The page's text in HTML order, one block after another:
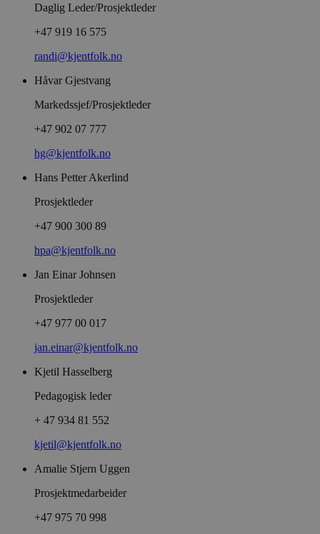
Daglig Leder/Prosjektleder
+47 919 16 575
randi@kjentfolk.no
Håvar Gjestvang
Markedssjef/Prosjektleder
+47 902 07 777
hg@kjentfolk.no
Hans Petter Akerlind
Prosjektleder
+47 900 300 89
hpa@kjentfolk.no
Jan Einar Johnsen
Prosjektleder
+47 977 00 017
jan.einar@kjentfolk.no
Kjetil Hasselberg
Pedagogisk leder
+ 47 934 81 552
kjetil@kjentfolk.no
Amalie Stjern Uggen
Prosjektmedarbeider
+47 975 70 998